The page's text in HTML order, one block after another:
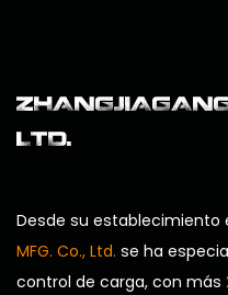
LTD.
Desde su establecimiento
MFG. Co., Ltd. se ha
control de carga, con más